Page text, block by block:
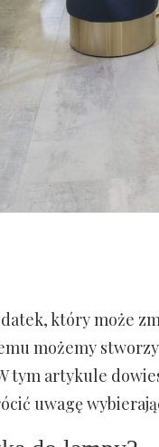
który może
możemy
tym artykule
uwagę